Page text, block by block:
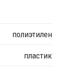
полиэтилен
пластик